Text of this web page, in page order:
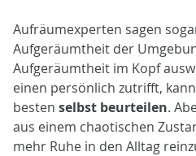
Aufräumexperten sagen
Aufgeräumtheit der
Aufgeräumtheit im Kopf
einen persönlich zutrifft,
besten selbst beurteilen.
aus einem chaotischen
mehr Ruhe in den Alltag